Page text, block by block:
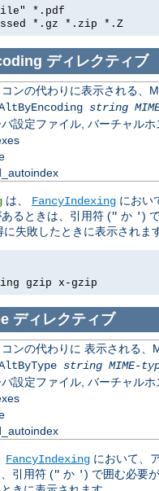
file" *.pdf
*.gz *.zip *.Z
ディレクティブ
ンの代わりに表示される、
string
設定ファイル, バーチャル
は、 FancyIndexing におい
るときは、引用符 (" か ')
失敗したときに表示されます
gzip x-gzip
ディレクティブ
ンの代わりに 表示される、
string MIME-
設定ファイル, バーチャル
FancyIndexing において、
引用符 (" か ') で囲む必要